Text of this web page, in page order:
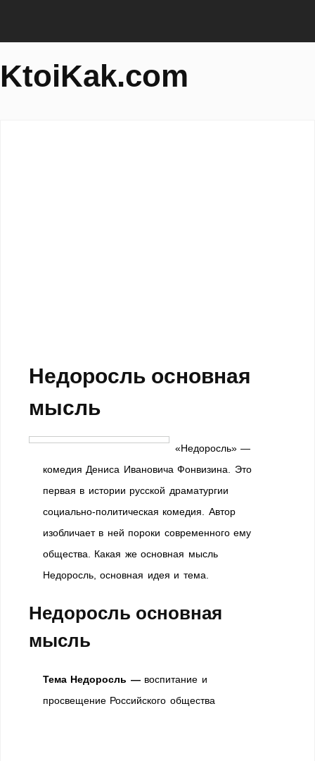
KtoiKak.com
Недоросль основная
мысль
«Недоросль» —
комедия Дениса Ивановича Фонвизина. Это
первая в истории русской драматургии
социально-политическая комедия. Автор
изобличает в ней пороки современного ему
общества. Какая же основная мысль
Недоросль, основная идея и тема.
Недоросль основная
мысль
Тема Недоросль —воспитание и
просвещение Российского общества